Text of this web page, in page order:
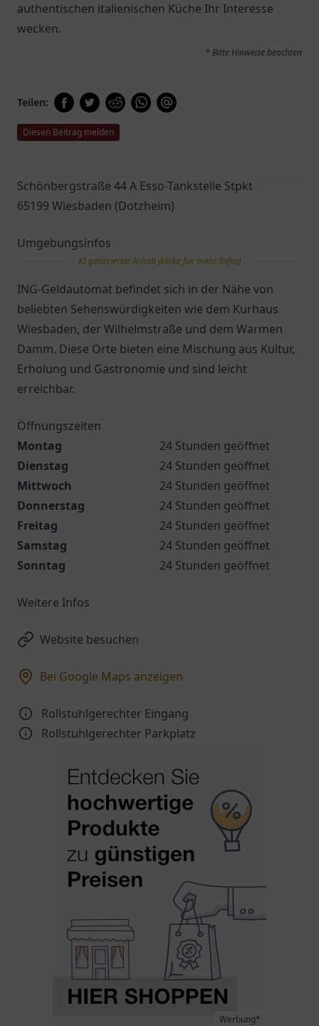
authentischen italienischen Küche Ihr Interesse
wecken.
* Bitte Hinweise beachten
Teilen:
Diesen Beitrag melden
Schönbergstraße 44 A Esso-Tankstelle Stpkt
65199 Wiesbaden (Dotzheim)
Umgebungsinfos
KI generierter Inhalt (klicke für mehr Infos)
ING-Geldautomat befindet sich in der Nähe von
beliebten Sehenswürdigkeiten wie dem Kurhaus
Wiesbaden, der Wilhelmstraße und dem Warmen
Damm. Diese Orte bieten eine Mischung aus Kultur,
Erholung und Gastronomie und sind leicht
erreichbar.
Öffnungszeiten
Montag
24 Stunden geöffnet
Dienstag
24 Stunden geöffnet
Mittwoch
24 Stunden geöffnet
Donnerstag
24 Stunden geöffnet
Freitag
24 Stunden geöffnet
Samstag
24 Stunden geöffnet
Sonntag
24 Stunden geöffnet
Weitere Infos
Website besuchen
Bei Google Maps anzeigen
Rollstuhlgerechter Eingang
Rollstuhlgerechter Parkplatz
Werbung*